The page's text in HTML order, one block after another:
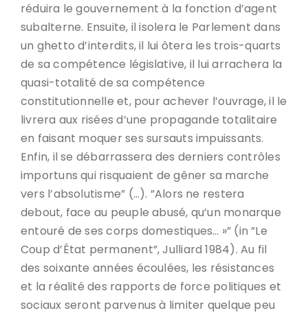
réduira le gouvernement à la fonction d’agent
subalterne. Ensuite, il isolera le Parlement dans
un ghetto d’interdits, il lui ôtera les trois-quarts
de sa compétence législative, il lui arrachera la
quasi-totalité de sa compétence
constitutionnelle et, pour achever l’ouvrage, il le
livrera aux risées d’une propagande totalitaire
en faisant moquer ses sursauts impuissants.
Enfin, il se débarrassera des derniers contrôles
importuns qui risquaient de gêner sa marche
vers l’absolutisme” (…). ”Alors ne restera
debout, face au peuple abusé, qu’un monarque
entouré de ses corps domestiques… »” (in ”Le
Coup d’État permanent”, Julliard 1984). Au fil
des soixante années écoulées, les résistances
et la réalité des rapports de force politiques et
sociaux seront parvenus à limiter quelque peu